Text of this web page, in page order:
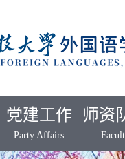
党建工作
Party Affairs
师资